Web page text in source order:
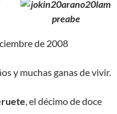
de 2008
y muchas ganas de vivir.
, el décimo de doce